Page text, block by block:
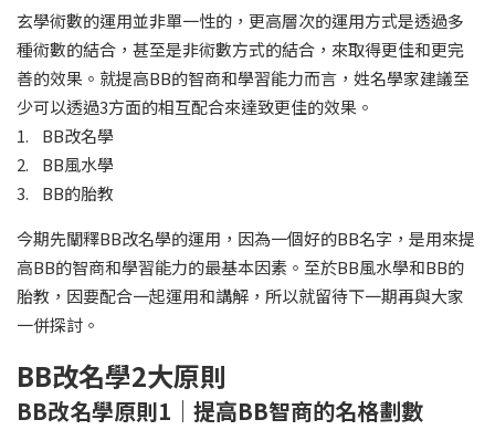
玄學術數的運用並非單一性的，更高層次的運用方式是透過多
種術數的結合，甚至是非術數方式的結合，來取得更佳和更完
善的效果。就提高BB的智商和學習能力而言，姓名學家建議至
少可以透過3方面的相互配合來達致更佳的效果。
1. BB改名學
2. BB風水學
3. BB的胎教
今期先闡釋BB改名學的運用，因為一個好的BB名字，是用來提
高BB的智商和學習能力的最基本因素。至於BB風水學和BB的
胎教，因要配合一起運用和講解，所以就留待下一期再與大家
一併探討。
BB改名學2大原則
BB改名學原則1｜提高BB智商的名格劃數